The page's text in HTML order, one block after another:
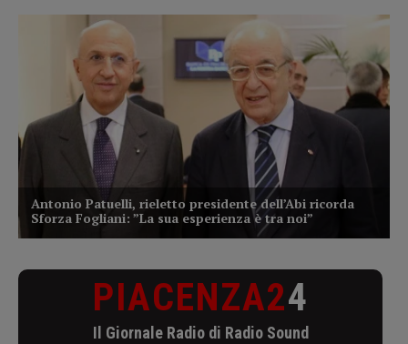
PIACENZA24
Il Giornale Radio di Radio Sound